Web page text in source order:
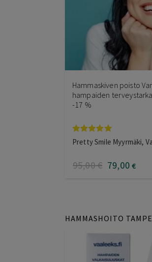
Hammaskiven poisto
hampaiden
-17 %
Arvostelu
tuotteesta:
Pretty Smile Myyrmäki,
95,00€ 79,00 €
HAMMASHOITO